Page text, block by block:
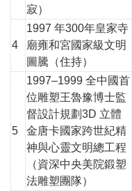
寂）
4
1997 年300年皇家寺
廟雍和宮國家級文明
圖騰（住持）
5
1997–1999 全中國首
位雕塑王魯豫博士監
督設計規劃3D 立體
金唐卡國家跨世紀精
神與心靈文明總工程
（資深中央美院鍛塑
法雕塑團隊）